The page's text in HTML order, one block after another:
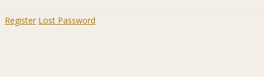
Register Lost Password